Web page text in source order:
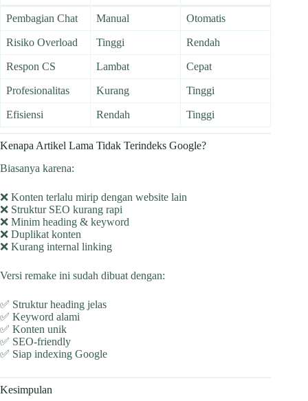
Pembagian Chat Manual Otomatis
Risiko Overload Tinggi Rendah
Respon CS Lambat Cepat
Profesionalitas Kurang Tinggi
Efisiensi Rendah Tinggi
Kenapa Artikel Lama Tidak Terindeks Google?
Biasanya karena:
❌ Konten terlalu mirip dengan website lain
❌ Struktur SEO kurang rapi
❌ Minim heading & keyword
❌ Duplikat konten
❌ Kurang internal linking
Versi remake ini sudah dibuat dengan:
✅ Struktur heading jelas
✅ Keyword alami
✅ Konten unik
✅ SEO-friendly
✅ Siap indexing Google
Kesimpulan